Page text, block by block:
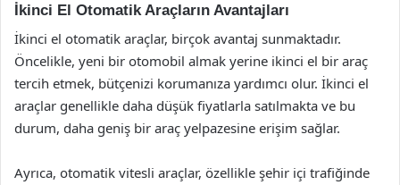
İkinci El Otomatik Araçların Avantajları
İkinci el otomatik araçlar, birçok avantaj sunmaktadır.
Öncelikle, yeni bir otomobil almak yerine ikinci el bir araç
tercih etmek, bütçenizi korumanıza yardımcı olur. İkinci el
araçlar genellikle daha düşük fiyatlarla satılmakta ve bu
durum, daha geniş bir araç yelpazesine erişim sağlar.
Ayrıca, otomatik vitesli araçlar, özellikle şehir içi trafiğinde